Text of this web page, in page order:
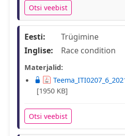
Otsi veebist
Eesti:
Trügimine
Inglise:
Race condition
Materjalid:
[1950 KB]
Otsi veebist